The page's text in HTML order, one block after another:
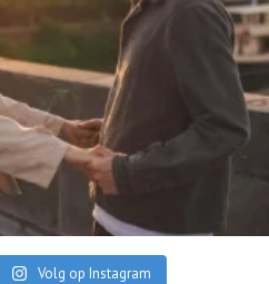
Volg op Instagram